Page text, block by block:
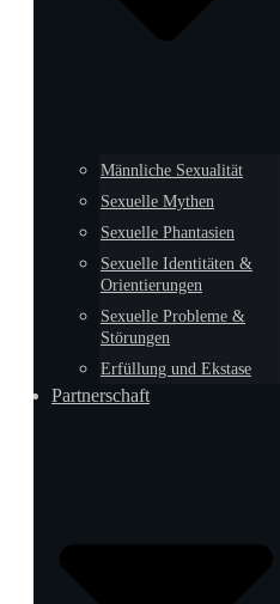
Männliche Sexualität
Sexuelle Mythen
Sexuelle Phantasien
Sexuelle Identitäten &
Orientierungen
Sexuelle Probleme &
Störungen
Erfüllung und Ekstase
Partnerschaft